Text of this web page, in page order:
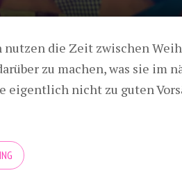
die Zeit zwischen
zu machen, was sie im
eigentlich nicht zu guten